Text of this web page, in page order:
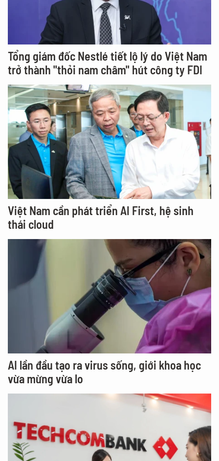
Tổng giám đốc Nestlé tiết lộ lý do Việt Nam
trở thành "thỏi nam châm" hút công ty FDI
Việt Nam cần phát triển AI First, hệ sinh
thái cloud
AI lần đầu tạo ra virus sống, giới khoa học
vừa mừng vừa lo